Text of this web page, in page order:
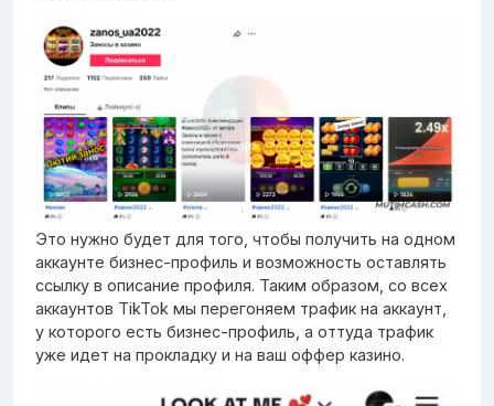
Это нужно будет для того, чтобы получить на одном
аккаунте бизнес-профиль и возможность оставлять
ссылку в описание профиля. Таким образом, со всех
аккаунтов TikTok мы перегоняем трафик на аккаунт,
у которого есть бизнес-профиль, а оттуда трафик
уже идет на прокладку и на ваш оффер казино.